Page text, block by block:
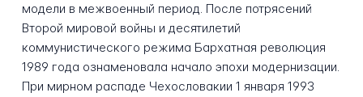
модели в межвоенный период. После потрясений
Второй мировой войны и десятилетий
коммунистического режима Бархатная революция
1989 года ознаменовала начало эпохи модернизации.
При мирном распаде Чехословакии 1 января 1993